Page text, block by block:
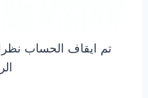
تم ايقاف الحساب نظرا